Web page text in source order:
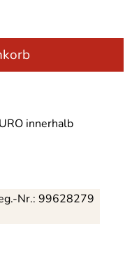
innerhalb
Nr.: 99628279